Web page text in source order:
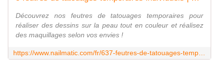
Découvrez nos feutres de tatouages temporaires pour
réaliser des dessins sur la peau tout en couleur et réalisez
des maquillages selon vos envies !